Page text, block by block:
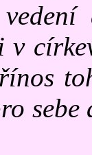
v
sebe